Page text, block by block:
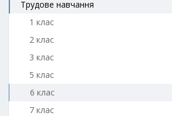
Трудове навчання
1 клас
2 клас
3 клас
5 клас
6 клас
7 клас